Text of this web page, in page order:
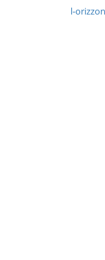
l-